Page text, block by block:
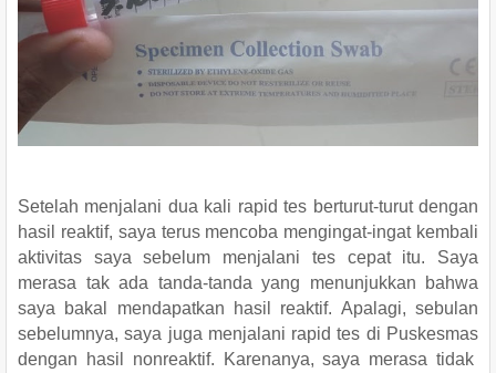
Setelah menjalani dua kali rapid tes berturut-turut dengan
hasil reaktif, saya terus mencoba mengingat-ingat kembali
aktivitas saya sebelum menjalani tes cepat itu. Saya
merasa tak ada tanda-tanda yang menunjukkan bahwa
saya bakal mendapatkan hasil reaktif. Apalagi, sebulan
sebelumnya, saya juga menjalani rapid tes di Puskesmas
dengan hasil nonreaktif. Karenanya, saya merasatidak